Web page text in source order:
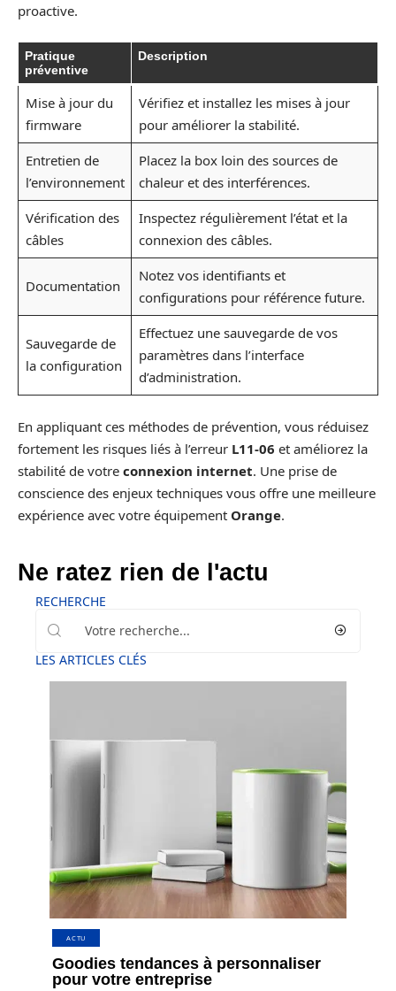
proactive.
Pratique
préventive
Description
Mise à jour du
firmware
Vérifiez et installez les mises à jour
pour améliorer la stabilité.
Entretien de
l’environnement
Placez la box loin des sources de
chaleur et des interférences.
Vérification des
câbles
Inspectez régulièrement l’état et la
connexion des câbles.
Documentation
Notez vos identifiants et
configurations pour référence future.
Sauvegarde de
la configuration
Effectuez une sauvegarde de vos
paramètres dans l’interface
d’administration.
En appliquant ces méthodes de prévention, vous réduisez
fortement les risques liés à l’erreur L11-06 et améliorez la
stabilité de votre connexion internet. Une prise de
conscience des enjeux techniques vous offre une meilleure
expérience avec votre équipement Orange.
Ne ratez rien de l'actu
RECHERCHE
LES ARTICLES CLÉS
ACTU
Goodies tendances à personnaliser
pour votre entreprise